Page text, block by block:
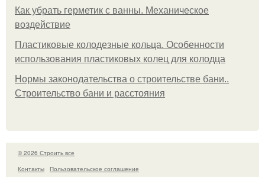
Как убрать герметик с ванны. Механическое
воздействие
Пластиковые колодезные кольца. Особенности
использования пластиковых колец для колодца
Нормы законодательства о строительстве бани..
Строительство бани и расстояния
© 2026 Строить все
Контакты
Пользовательское соглашение